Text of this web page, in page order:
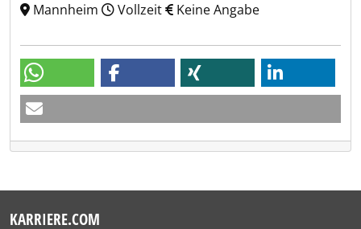
Mannheim
Vollzeit Keine Angabe
KARRIERE.COM